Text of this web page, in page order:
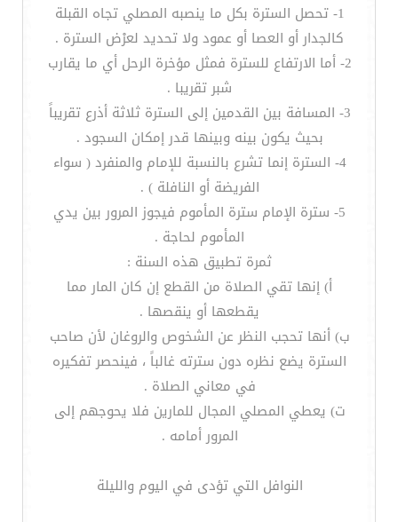
1- تحصل السترة بكل ما ينصبه المصلي تجاه القبلة
كالجدار أو العصا أو عمود ولا تحديد لعرْض السترة .
2- أما الارتفاع للسترة فمثل مؤخرة الرحل أي ما يقارب
شبر تقريبا .
3- المسافة بين القدمين إلى السترة ثلاثة أذرع تقريباً
بحيث يكون بينه وبينها قدر إمكان السجود .
4- السترة إنما تشرع بالنسبة للإمام والمنفرد ( سواء
الفريضة أو النافلة ) .
5- سترة الإمام سترة المأموم فيجوز المرور بين يدي
المأموم لحاجة .
ثمرة تطبيق هذه السنة :
أ‌) إنها تقي الصلاة من القطع إن كان المار مما
يقطعها أو ينقصها .
ب‌) أنها تحجب النظر عن الشخوص والروغان لأن صاحب
السترة يضع نظره دون سترته غالباً ، فينحصر تفكيره
في معاني الصلاة .
ت‌) يعطي المصلي المجال للمارين فلا يحوجهم إلى
المرور أمامه .
النوافل التي تؤدى في اليوم والليلة